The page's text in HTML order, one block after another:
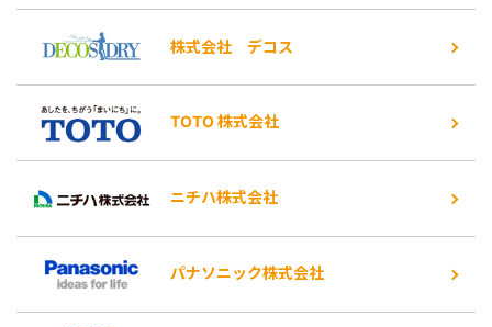
株式会社 デコス
TOTO 株式会社
ニチハ株式会社
パナソニック株式会社